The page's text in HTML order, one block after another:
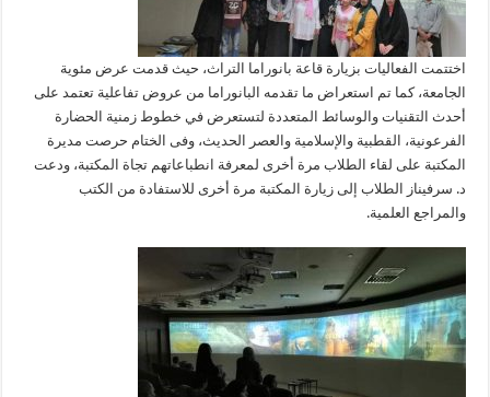
اختتمت الفعاليات بزيارة قاعة بانوراما التراث، حيث قدمت عرض مئوية
الجامعة، كما تم استعراض ما تقدمه البانوراما من عروض تفاعلية تعتمد على
أحدث التقنيات والوسائط المتعددة لتستعرض في خطوط زمنية الحضارة
الفرعونية، القطبية والإسلامية والعصر الحديث، وفى الختام حرصت مديرة
المكتبة على لقاء الطلاب مرة أخرى لمعرفة انطباعاتهم تجاة المكتبة، ودعت
د. سرفيناز الطلاب إلى زيارة المكتبة مرة أخرى للاستفادة من الكتب
والمراجع العلمية.